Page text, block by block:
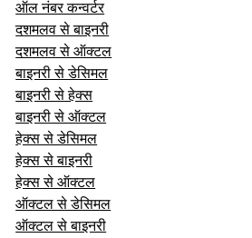
ऑल नंबर कन्वर्टर
दशमलव से बाइनरी
दशमलव से ऑक्टल
बाइनरी से डेसिमल
बाइनरी से हेक्स
बाइनरी से ऑक्टल
हेक्स से डेसिमल
हेक्स से बाइनरी
हेक्स से ऑक्टल
ऑक्टल से डेसिमल
ऑक्टल से बाइनरी